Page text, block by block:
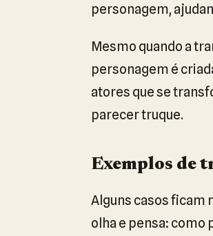
personagem,
Mesmo quando a
personagem é
atores que se
parecer truque.
Exemplos de
Alguns casos ficam
olha e pensa: como